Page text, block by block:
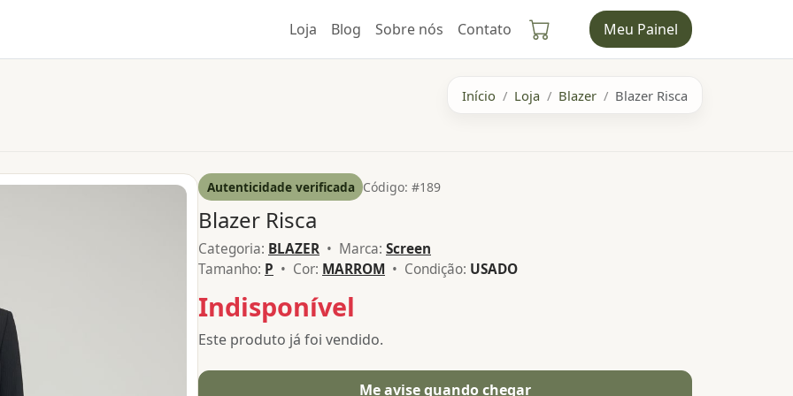
Loja Blog Sobre nós Contato Meu Painel
Início Loja Blazer Blazer Risca
Autenticidade verificada Código: #189
Blazer Risca
Categoria: BLAZER • Marca: Screen
Tamanho: P • Cor: MARROM • Condição: USADO
Indisponível
Este produto já foi vendido.
Me avise quando chegar